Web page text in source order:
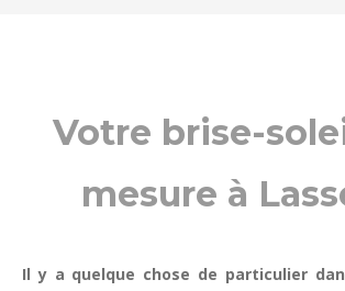
Votre brise-
mesure à
Il y a quelque chose de particulier